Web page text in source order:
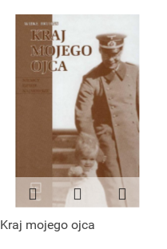
Kraj mojego ojca